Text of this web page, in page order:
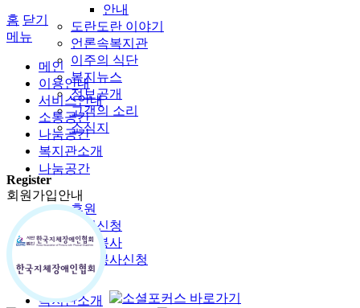
안내
도란도란 이야기
언론속복지관
이주의 식단
복지뉴스
정보공개
고객의 소리
소식지
나눔공간
후원
후원신청
자원봉사
자원봉사신청
복지관소개
홈 닫기
메뉴
메인
이용안내
서비스안내
소통공간
나눔공간
복지관소개
Register
회원가입안내